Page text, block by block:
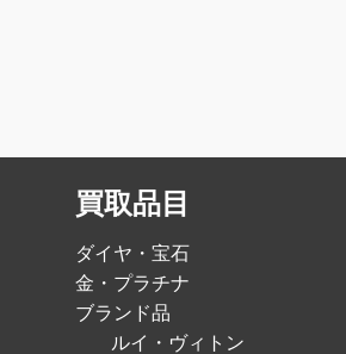
買取品目
ダイヤ・宝石
金・プラチナ
ブランド品
ルイ・ヴィトン